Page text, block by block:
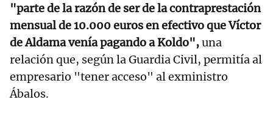
"parte de la razón de ser de la contraprestación
mensual de 10.000 euros en efectivo que Víctor
de Aldama venía pagando a Koldo",una
relación que, según la Guardia Civil, permitía al
empresario "tener acceso" al exministro
Ábalos.